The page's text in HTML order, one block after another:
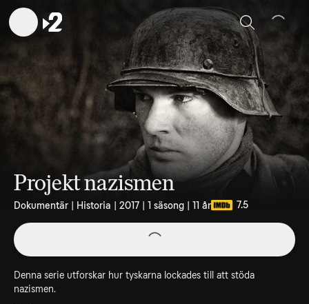
Sök
Projekt nazismen
Dokumentär | Historia | 2017 | 1 säsong | 11 år 7.5
Denna serie utforskar hur tyskarna lockades till att stöda
nazismen.